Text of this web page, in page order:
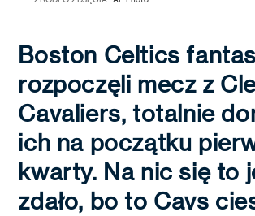
Boston Celtics
rozpoczęli mecz z
Cavaliers, totalnie
ich na początku
kwarty. Na nic się to
zdało, bo to Cavs